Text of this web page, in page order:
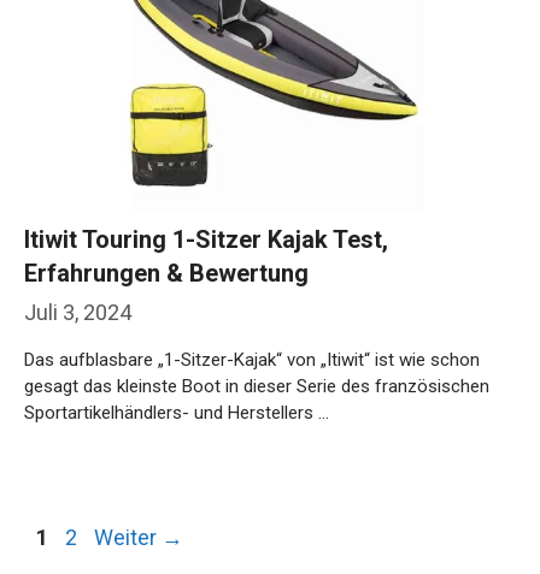
Juli 3, 2024
Itiwit Touring 1-Sitzer Kajak Test,
Erfahrungen & Bewertung
Das aufblasbare „1-Sitzer-Kajak“ von „Itiwit“ ist wie schon
gesagt das kleinste Boot in dieser Serie des französischen
Sportartikelhändlers- und Herstellers …
Seite
1 Seite
2 Weiter →